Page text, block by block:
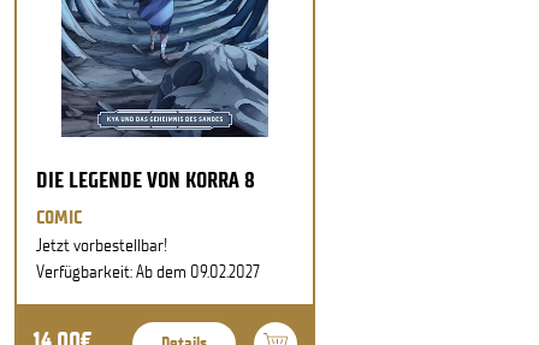
DIE LEGENDE VON KORRA 8
COMIC
Jetzt vorbestellbar!
Verfügbarkeit: Ab dem 09.02.2027